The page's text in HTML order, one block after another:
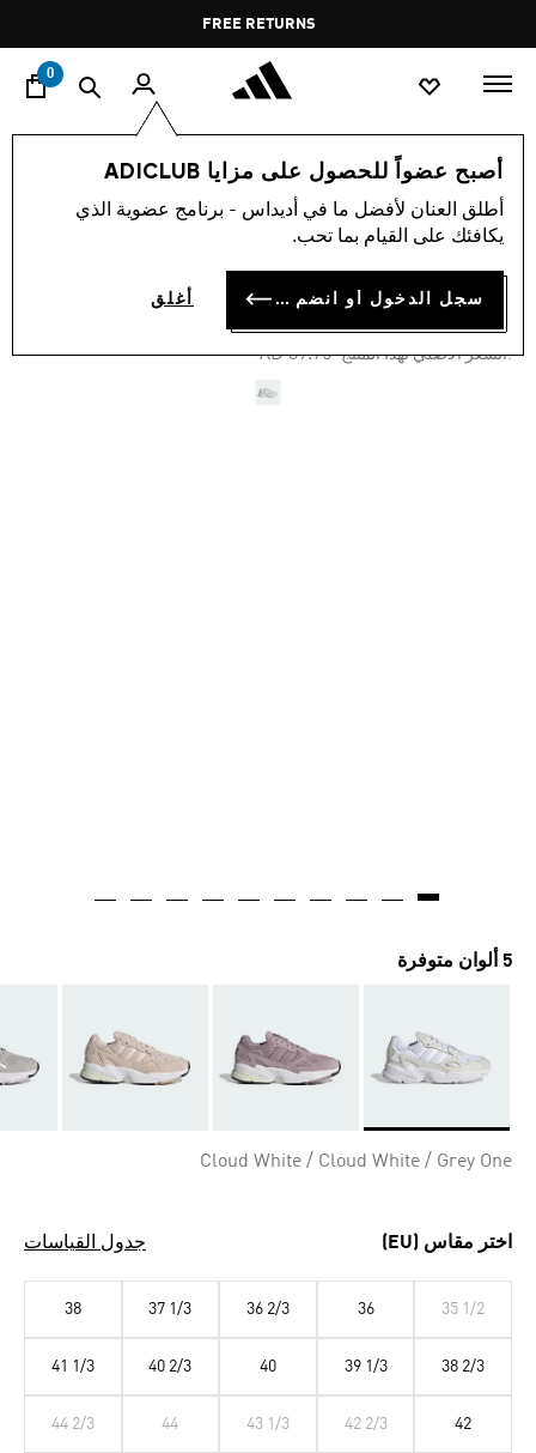
Pause
promotion
rotation
FREE RETURNS
0
أصبح عضواً للحصول على مزايا ADICLUB
أطلق العنان لأفضل ما في أديداس - برنامج عضوية الذي
يكافئك على القيام بما تحب.
سجل الدخول أو انضم الآن أغلق
اسلوب حياة العلامات التجارية أوريجينالز أحذية
-25%
حذاء FALCON
KD 28.69
:السعر الأصلي لهذا المنتج Price reduced from
KD 39.75
to
5 ألوان متوفرة
Cloud White / Cloud White / Grey One
اختر مقاس (EU) جدول القياسات
35 1/2
36
36 2/3
37 1/3
38
38 2/3
39 1/3
40
40 2/3
41 1/3
42
42 2/3
43 1/3
44
44 2/3